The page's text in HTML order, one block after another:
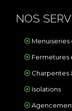
NOS
Fermetures
Charpentes
Isolations